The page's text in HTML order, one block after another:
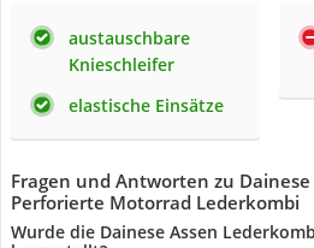
austauschbare
Knieschleifer
elastische Einsätze
Fragen und Antworten zu Dainese
Perforierte Motorrad Lederkombi
Wurde die Dainese Assen